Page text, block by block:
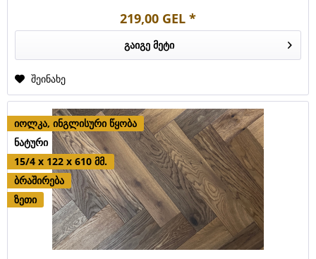
219,00 GEL *
გაიგე მეტი
შეინახე
იოლკა, ინგლისური წყობა
ნატური
15/4 x 122 x 610 მმ.
ბრაშირება
ზეთი